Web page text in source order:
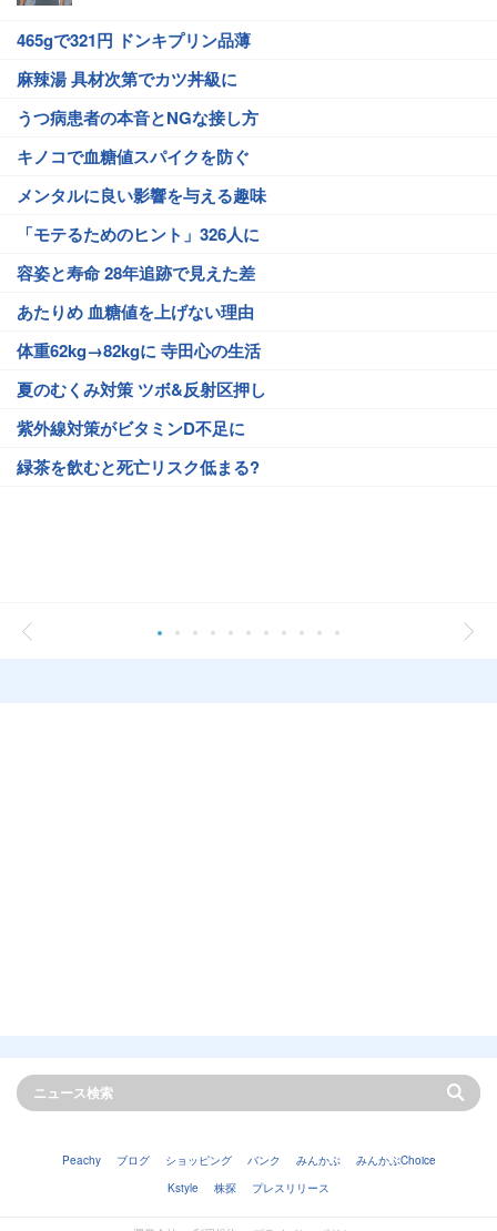
465gで321円 ドンキプリン品薄
麻辣湯 具材次第でカツ丼級に
うつ病患者の本音とNGな接し方
キノコで血糖値スパイクを防ぐ
メンタルに良い影響を与える趣味
「モテるためのヒント」326人に
容姿と寿命 28年追跡で見えた差
あたりめ 血糖値を上げない理由
体重62kg→82kgに 寺田心の生活
夏のむくみ対策 ツボ&反射区押し
紫外線対策がビタミンD不足に
緑茶を飲むと死亡リスク低まる?
Peachy ブログ ショッピング バンク みんかぶ
みんかぶChoice
Kstyle
株探 プレスリリース